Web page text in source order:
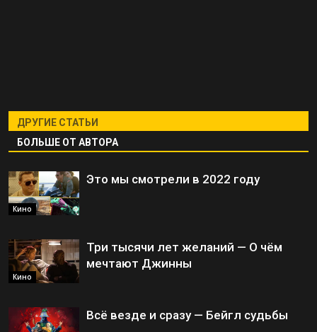
ДРУГИЕ СТАТЬИ
БОЛЬШЕ ОТ АВТОРА
Кино
Это мы смотрели в 2022 году
Кино
Три тысячи лет желаний — О чём
мечтают Джинны
Всё везде и сразу — Бейгл судьбы